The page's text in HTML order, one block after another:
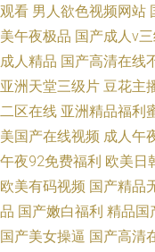
观看 男人欲色视频网站
美午夜极品 国产成人v
成人精品 国产高清在线
亚洲天堂三级片 豆花主
二区在线 亚洲精品福利
美国产在线视频 成人午
午夜92免费福利 欧美日
欧美有码视频 国产精品
品 国产嫩白福利 精品国
国产美女操逼 国产高清